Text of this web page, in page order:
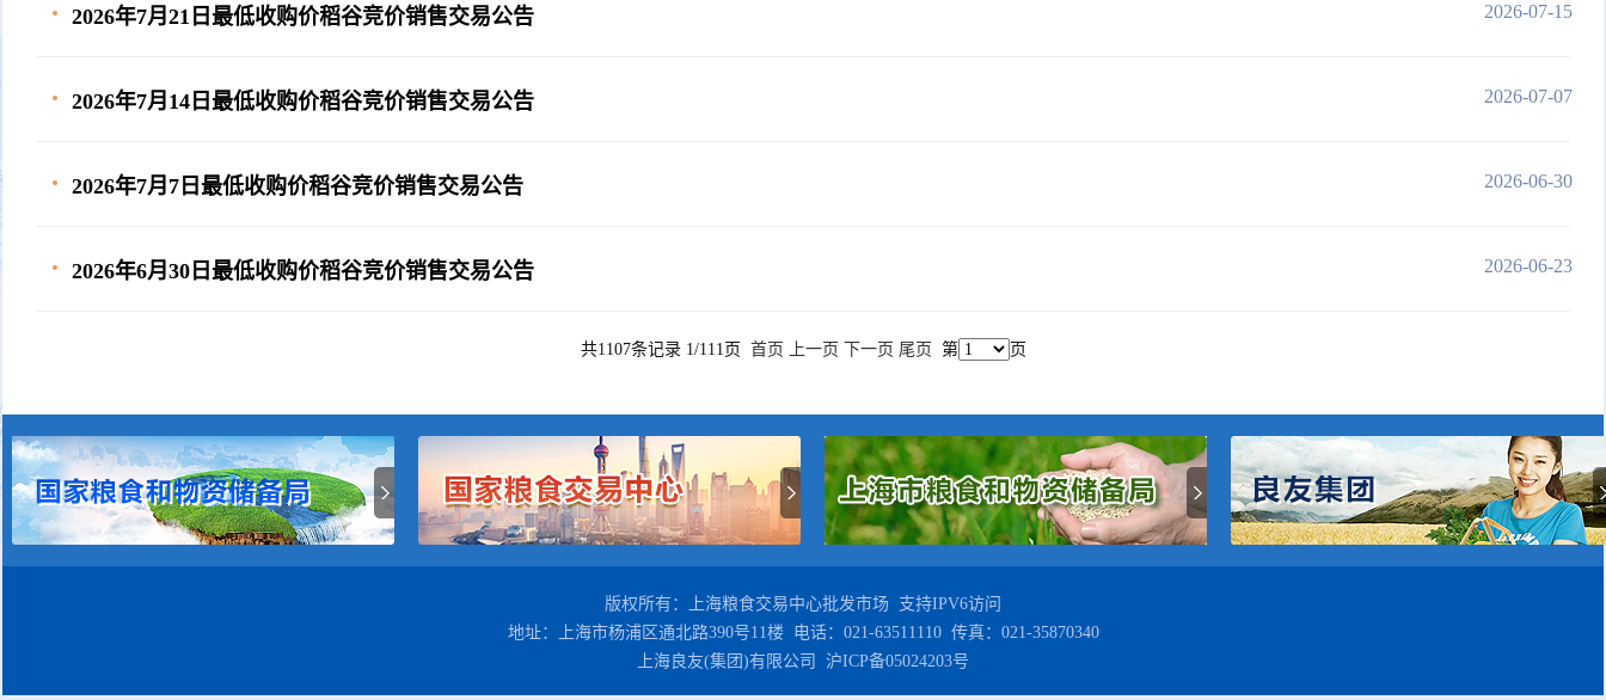
2026年7月21日最低收购价稻谷竞价销售交易公告 2026-07-15
2026年7月14日最低收购价稻谷竞价销售交易公告 2026-07-07
2026年7月7日最低收购价稻谷竞价销售交易公告 2026-06-30
2026年6月30日最低收购价稻谷竞价销售交易公告 2026-06-23
共1107条记录 1/111页 首页 上一页 下一页 尾页 第 页
版权所有：上海粮食交易中心批发市场 支持IPV6访问
地址：上海市杨浦区通北路390号11楼 电话：021-63511110 传真：021-35870340
上海良友(集团)有限公司 沪ICP备05024203号